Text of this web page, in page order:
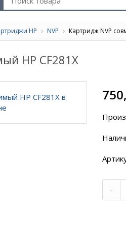
HP NVP Картридж NVP
HP CF281X